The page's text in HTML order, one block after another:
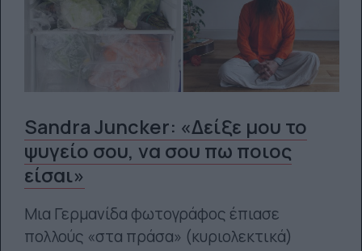
Sandra Juncker: «Δείξε μου το
ψυγείο σου, να σου πω ποιος
είσαι»
Μια Γερμανίδα φωτογράφος έπιασε
πολλούς «στα πράσα» (κυριολεκτικά)